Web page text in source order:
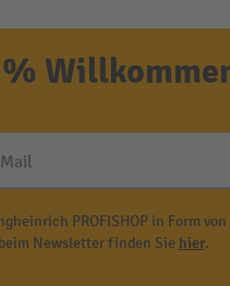
PROFISHOP in Form
Newsletter finden Sie hier.